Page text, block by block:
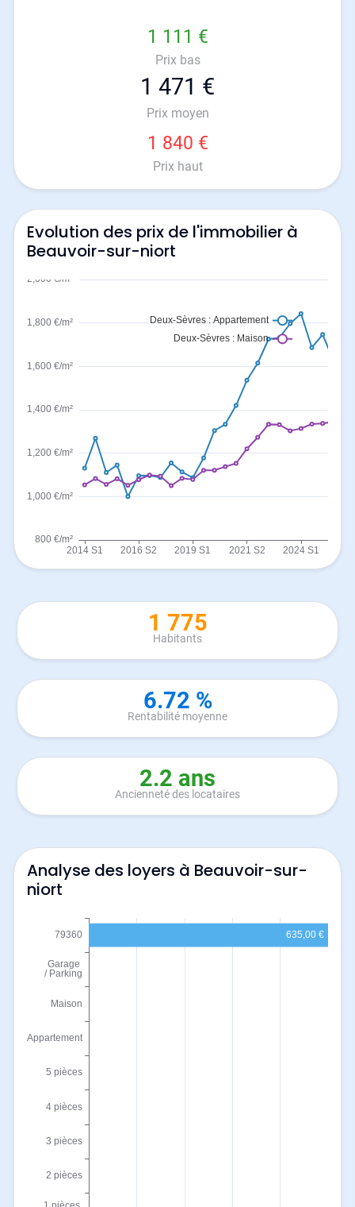
1 111 €
Prix bas
1 471 €
Prix moyen
1 840 €
Prix haut
Evolution des prix de l'immobilier à
Beauvoir-sur-niort
1 775
Habitants
6.72 %
Rentabilité moyenne
2.2 ans
Ancienneté des locataires
Analyse des loyers à Beauvoir-sur-
niort